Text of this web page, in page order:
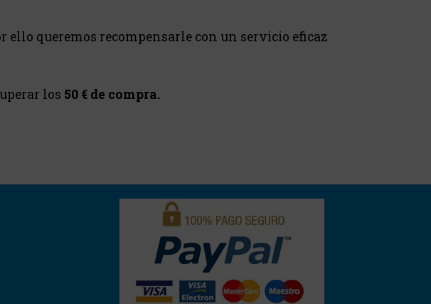
queremos recompensarle con un servicio eficaz
los 50 € de compra.